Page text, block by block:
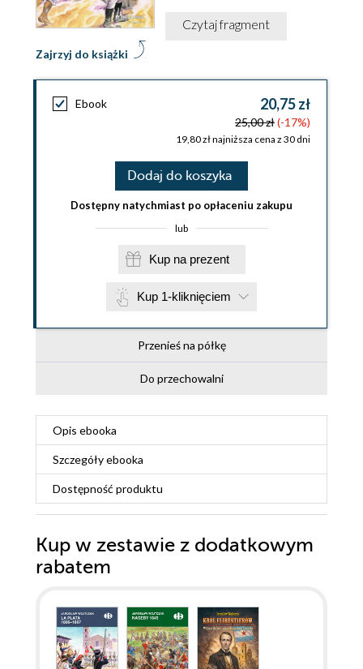
Zajrzyj do książki
Czytaj fragment
Ebook 20,75 zł
25,00 zł(-17%)
19,80 zł najniższa cena z 30 dni
Dodaj do koszyka
Dostępny natychmiast po opłaceniu zakupu
lub
Kup na prezent
Kup 1-kliknięciem
Przenieś na półkę
Do przechowalni
Opis ebooka
Szczegółyebooka
Dostępność produktu
Kup w zestawie z dodatkowym
rabatem